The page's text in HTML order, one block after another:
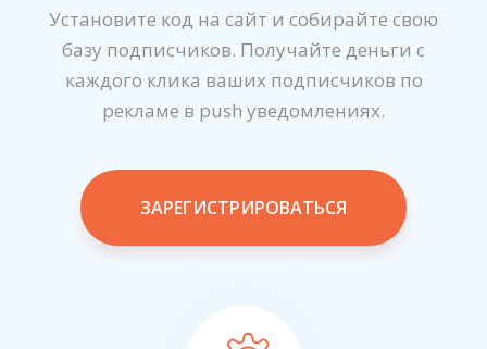
Установите код на сайт и собирайте свою
базу подписчиков. Получайте деньги с
каждого клика ваших подписчиков по
рекламе в push уведомлениях.
ЗАРЕГИСТРИРОВАТЬСЯ